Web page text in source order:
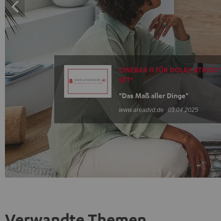
CINEBAR 11 FÜR DOLBY ATMOS
SET"
"Das Maß aller Dinge"
www.areadvd.de 03.04.2025